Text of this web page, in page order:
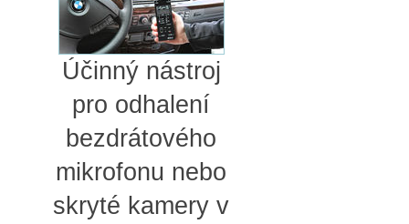
Účinný nástroj
pro odhalení
bezdrátového
mikrofonu nebo
skryté kamery v